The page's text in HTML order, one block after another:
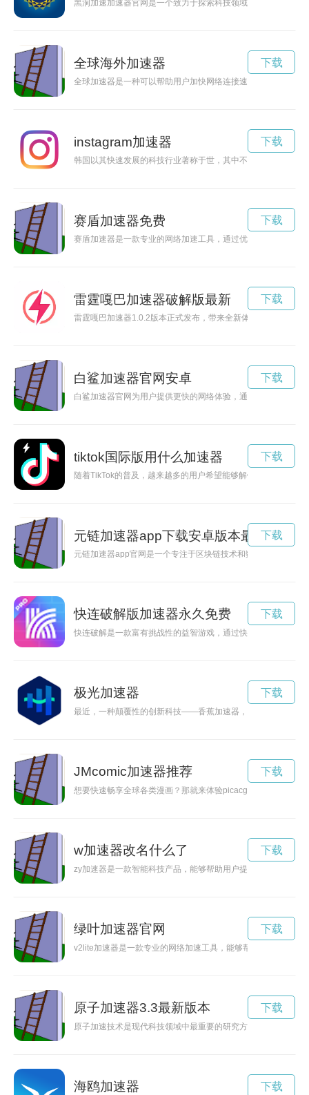
黑洞加速加速器官网是一个致力于探索科技领域的网站，提供
全球海外加速器
全球加速器是一种可以帮助用户加快网络连接速度的工具，通
下载
instagram加速器
韩国以其快速发展的科技行业著称于世，其中不乏许多优秀的
下载
赛盾加速器免费
赛盾加速器是一款专业的网络加速工具，通过优化网络连接，
下载
雷霆嘎巴加速器破解版最新
雷霆嘎巴加速器1.0.2版本正式发布，带来全新体验，让网络加
下载
白鲨加速器官网安卓
白鲨加速器官网为用户提供更快的网络体验，通过先进的加速
下载
tiktok国际版用什么加速器
随着TikTok的普及，越来越多的用户希望能够解锁全球内容，
下载
元链加速器app下载安卓版本最新
元链加速器app官网是一个专注于区块链技术和数字资产领域
下载
快连破解版加速器永久免费
快连破解是一款富有挑战性的益智游戏，通过快速连连看的方
下载
极光加速器
最近，一种颠覆性的创新科技——香蕉加速器，正在逐渐走进人
下载
JMcomic加速器推荐
想要快速畅享全球各类漫画？那就来体验picacg漫画加速器吧
下载
w加速器改名什么了
zy加速器是一款智能科技产品，能够帮助用户提升网络速度，
下载
绿叶加速器官网
v2lite加速器是一款专业的网络加速工具，能够帮助用户快速解
下载
原子加速器3.3最新版本
原子加速技术是现代科技领域中最重要的研究方向之一，通过
下载
海鸥加速器 下载